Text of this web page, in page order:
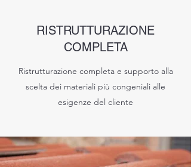
RISTRUTTURAZIONE
COMPLETA
Ristrutturazione completa e supporto alla
scelta dei materiali più congeniali alle
esigenze del cliente